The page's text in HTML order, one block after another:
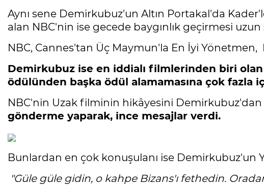
Aynı sene Demirkubuz'un Altın Portakal'da
alan NBC'nin ise gecede baygınlık geçirmesi
NBC, Cannes'tan Üç Maymun'la En İyi
Demirkubuz ise en iddialı filmlerinden biri olan
ödülünden başka ödül alamamasına çok fazla
NBC'nin Uzak filminin hikâyesini Demirkubuz'dan
gönderme yaparak, ince mesajlar verdi.
Bunlardan en çok konuşulanı ise Demirkubuz'un
"Güle güle gidin, o kahpe Bizans'ı fethedin.